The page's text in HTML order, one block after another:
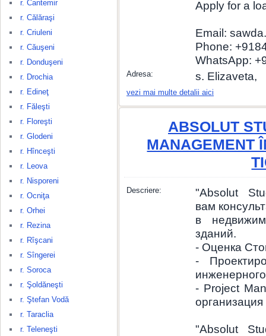
r. Cantemir
r. Călăraşi
r. Criuleni
r. Căuşeni
r. Donduşeni
r. Drochia
r. Edineţ
r. Făleşti
r. Floreşti
r. Glodeni
r. Hînceşti
r. Leova
r. Nisporeni
r. Ocniţa
r. Orhei
r. Rezina
r. Rîşcani
r. Sîngerei
r. Soroca
r. Şoldăneşti
r. Ştefan Vodă
r. Taraclia
r. Teleneşti
Apply for a
Email:
Phone:
WhatsApp:
Adresa: s. Elizaveta,
vezi mai multe detalii aici
ABSOLUT
MANAGEMENT
Descriere:
"Absolut
вам
в
зданий.
- Оценка
-
- Project
"Absolut